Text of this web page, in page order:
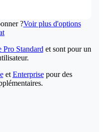
?Voir plus d'options
Pro Standard et sont pour un
et Enterprisepour des